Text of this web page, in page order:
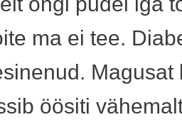
ma ei tee.
Magusat
öösiti